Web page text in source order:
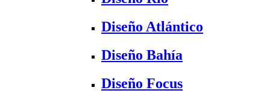
Diseño Atlántico
Diseño Bahía
Diseño Focus